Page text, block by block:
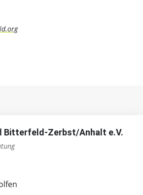
Bitterfeld-Zerbst/Anhalt e.V.